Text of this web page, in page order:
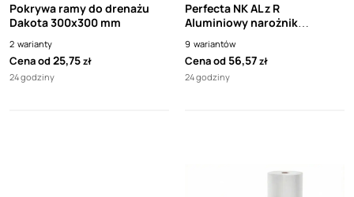
Pokrywa ramy do drenażu
Dakota 300x300 mm
2 warianty
Cena od25,75zł
24 godziny
Perfecta NK AL z R
Aluminiowy narożnik
zewnętrzny kąt regulowany
do profili okapowych PK AL
oraz PK AL flex
9 wariantów
Cena od 56,57zł
24 godziny